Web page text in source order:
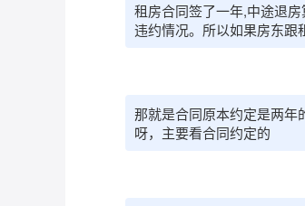
租房合同签了一年,中途退
违约情况。所以如果房东跟
那就是合同原本约定是两年
呀，主要看合同约定的